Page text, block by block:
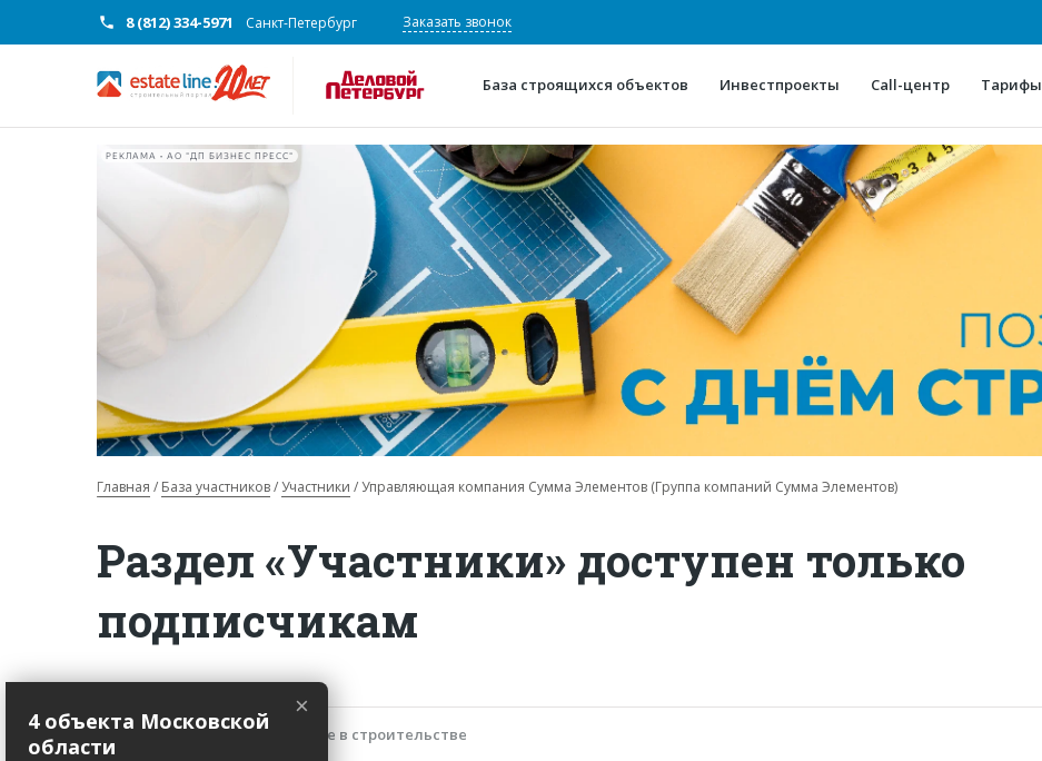
8 (812) 334-5971 Санкт-Петербург Заказать звонок
База строящихся объектов Инвестпроекты Call-центр Тарифы
О проекте
Конкурентные преимущества
Горячие объекты
Глоссарий
РЕКЛАМА • АО "ДП БИЗНЕС ПРЕСС"
Главная База участников Участники Управляющая компания Сумма Элементов (Группа компаний Сумма Элементов)
Раздел «Участники» доступен только
подписчикам
Описание объекта Участие в строительстве
×
4 объекта Московской
области